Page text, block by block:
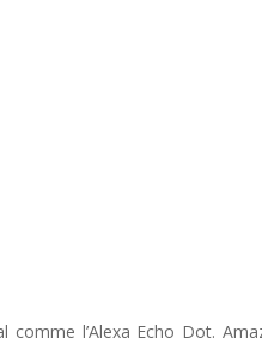
l’Alexa Echo Dot.